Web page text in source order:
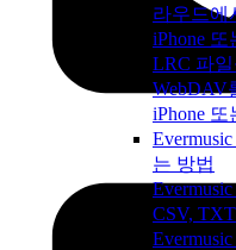
라우드에
iPhone
LRC 파
WebDAV
iPhone
는 방법
CSV,